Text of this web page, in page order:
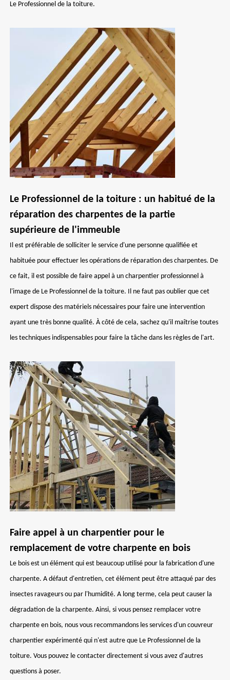
Le Professionnel de la toiture.
Le Professionnel de la toiture : un habitué de la
réparation des charpentes de la partie
supérieure de l'immeuble
Il est préférable de solliciter le service d'une personne qualifiée et
habituée pour effectuer les opérations de réparation des charpentes. De
ce fait, il est possible de faire appel à un charpentier professionnel à
l'image de Le Professionnel de la toiture. Il ne faut pas oublier que cet
expert dispose des matériels nécessaires pour faire une intervention
ayant une très bonne qualité. À côté de cela, sachez qu'il maîtrise toutes
les techniques indispensables pour faire la tâche dans les règles de l'art.
Faire appel à un charpentier pour le
remplacement de votre charpente en bois
Le bois est un élément qui est beaucoup utilisé pour la fabrication d'une
charpente. A défaut d'entretien, cet élément peut être attaqué par des
insectes ravageurs ou par l'humidité. A long terme, cela peut causer la
dégradation de la charpente. Ainsi, si vous pensez remplacer votre
charpente en bois, nous vous recommandons les services d'un couvreur
charpentier expérimenté qui n'est autre que Le Professionnel de la
toiture. Vous pouvez le contacter directement si vous avez d'autres
questions à poser.